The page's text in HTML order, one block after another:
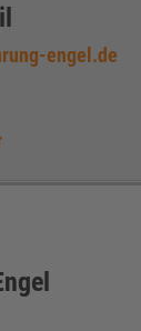
engel.de